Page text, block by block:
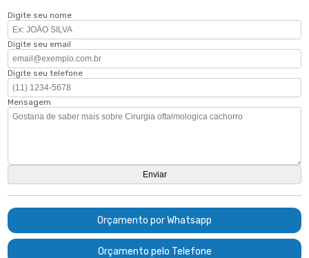
Digite seu nome
Digite seu email
Digite seu telefone
Mensagem
Orçamento por Whatsapp
Orçamento pelo Telefone